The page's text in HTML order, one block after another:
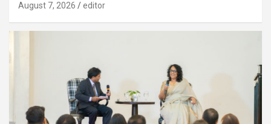
August 7, 2026 editor